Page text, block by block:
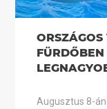
Augusztus 8-